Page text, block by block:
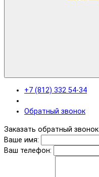
+7 (812) 332 54-34
Обратный звонок
Заказать обратный звонок
Ваше имя:
Ваш телефон: